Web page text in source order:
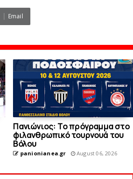
Email
Πανιώνιoς: Tο πρόγραμμα στο
φιλανθρωπικό τουρνουά του
Bόλου
panionianea.gr August 06, 2026